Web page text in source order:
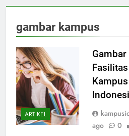
gambar kampus
ARTIKEL
ago
0